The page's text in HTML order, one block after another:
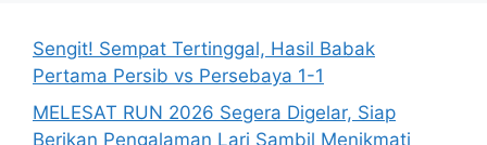
Sengit! Sempat Tertinggal, Hasil Babak
Pertama Persib vs Persebaya 1-1
MELESAT RUN 2026 Segera Digelar, Siap
Berikan Pengalaman Lari Sambil Menikmati